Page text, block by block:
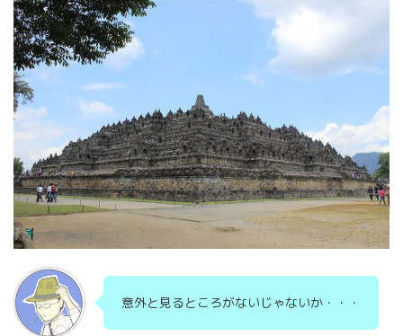
意外と見るところがないじゃないか・・・